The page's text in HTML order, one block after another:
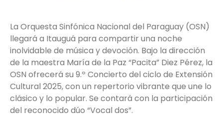
La Orquesta Sinfónica Nacional del Paraguay (OSN)
llegará a Itauguá para compartir una noche
inolvidable de música y devoción. Bajo la dirección
de la maestra María de la Paz “Pacita” Diez Pérez, la
OSN ofrecerá su 9.º Concierto del ciclo de Extensión
Cultural 2025, con un repertorio vibrante que une lo
clásico y lo popular. Se contará con la participación
del reconocido dúo “Vocal dos”.